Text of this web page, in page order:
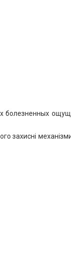
болезненных
захисні